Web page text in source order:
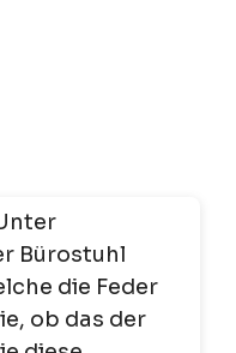
Bürostuhl
die Feder
ob das der